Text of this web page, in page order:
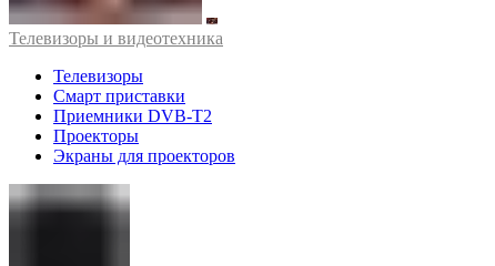
Телевизоры и видеотехника
Телевизоры
Смарт приставки
Приемники DVB-T2
Проекторы
Экраны для проекторов